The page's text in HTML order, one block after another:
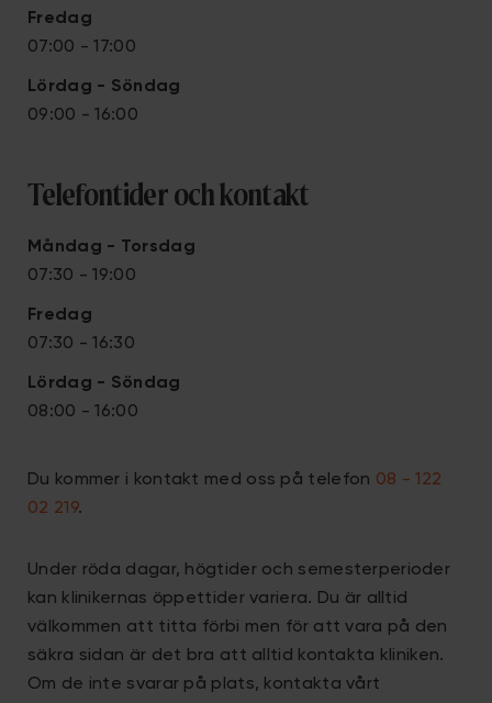
Fredag
07:00 - 17:00
Lördag - Söndag
09:00 - 16:00
Telefontider och kontakt
Måndag - Torsdag
07:30 - 19:00
Fredag
07:30 - 16:30
Lördag - Söndag
08:00 - 16:00
Du kommer i kontakt med oss på telefon 08 - 122
02 219.
Under röda dagar, högtider och semesterperioder
kan klinikernas öppettider variera. Du är alltid
välkommen att titta förbi men för att vara på den
säkra sidan är det bra att alltid kontakta kliniken.
Om de inte svarar på plats, kontakta vårt